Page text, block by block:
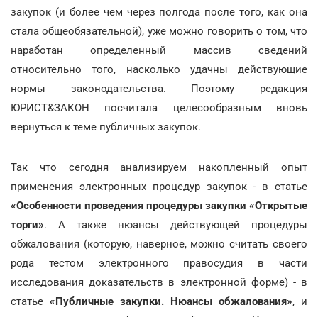
закупок (и более чем через полгода после того, как она
стала общеобязательной), уже можно говорить о том, что
наработан определенный массив сведений
относительно того, насколько удачны действующие
нормы законодательства. Поэтому редакция
ЮРИСТ&ЗАКОН посчитала целесообразным вновь
вернуться к теме публичных закупок.
Так что сегодня анализируем накопленный опыт
применения электронных процедур закупок - в статье
«Особенности проведения процедуры закупки «Открытые
торги». А также нюансы действующей процедуры
обжалования (которую, наверное, можно считать своего
рода тестом электронного правосудия в части
исследования доказательств в электронной форме) - в
статье «Публичные закупки. Нюансы обжалования», и